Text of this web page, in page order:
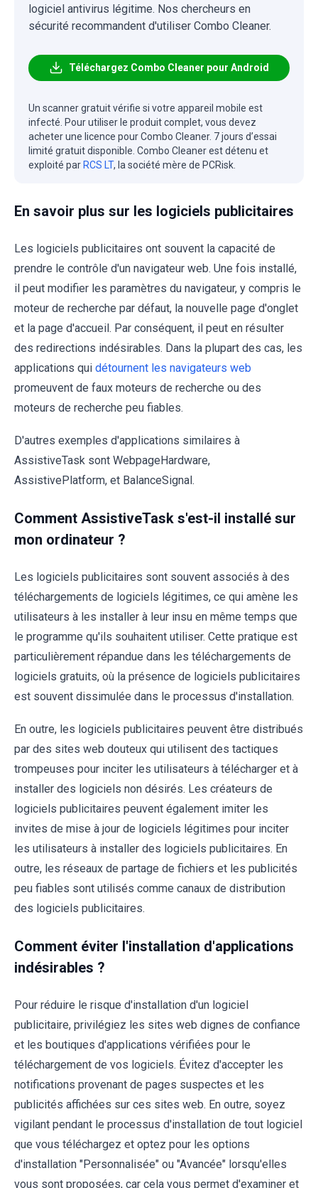
logiciel antivirus légitime. Nos chercheurs en
sécurité recommandent d'utiliser Combo Cleaner.
Téléchargez Combo Cleaner pour Android
Un scanner gratuit vérifie si votre appareil mobile est
infecté. Pour utiliser le produit complet, vous devez
acheter une licence pour Combo Cleaner. 7 jours d’essai
limité gratuit disponible. Combo Cleaner est détenu et
exploité par RCS LT, la société mère de PCRisk.
En savoir plus sur les logiciels publicitaires
Les logiciels publicitaires ont souvent la capacité de
prendre le contrôle d'un navigateur web. Une fois installé,
il peut modifier les paramètres du navigateur, y compris le
moteur de recherche par défaut, la nouvelle page d'onglet
et la page d'accueil. Par conséquent, il peut en résulter
des redirections indésirables. Dans la plupart des cas, les
applications qui détournent les navigateurs web
promeuvent de faux moteurs de recherche ou des
moteurs de recherche peu fiables.
D'autres exemples d'applications similaires à
AssistiveTask sont WebpageHardware,
AssistivePlatform, et BalanceSignal.
Comment AssistiveTask s'est-il installé sur
mon ordinateur ?
Les logiciels publicitaires sont souvent associés à des
téléchargements de logiciels légitimes, ce qui amène les
utilisateurs à les installer à leur insu en même temps que
le programme qu'ils souhaitent utiliser. Cette pratique est
particulièrement répandue dans les téléchargements de
logiciels gratuits, où la présence de logiciels publicitaires
est souvent dissimulée dans le processus d'installation.
En outre, les logiciels publicitaires peuvent être distribués
par des sites web douteux qui utilisent des tactiques
trompeuses pour inciter les utilisateurs à télécharger et à
installer des logiciels non désirés. Les créateurs de
logiciels publicitaires peuvent également imiter les
invites de mise à jour de logiciels légitimes pour inciter
les utilisateurs à installer des logiciels publicitaires. En
outre, les réseaux de partage de fichiers et les publicités
peu fiables sont utilisés comme canaux de distribution
des logiciels publicitaires.
Comment éviter l'installation d'applications
indésirables ?
Pour réduire le risque d'installation d'un logiciel
publicitaire, privilégiez les sites web dignes de confiance
et les boutiques d'applications vérifiées pour le
téléchargement de vos logiciels. Évitez d'accepter les
notifications provenant de pages suspectes et les
publicités affichées sur ces sites web. En outre, soyez
vigilant pendant le processus d'installation de tout logiciel
que vous téléchargez et optez pour les options
d'installation "Personnalisée" ou "Avancée" lorsqu'elles
vous sont proposées, car cela vous permet d'examiner et